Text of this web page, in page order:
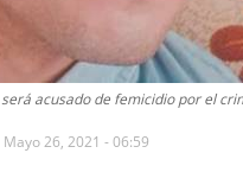
acusado de femicidio por el
Mayo 26, 2021 - 06:59